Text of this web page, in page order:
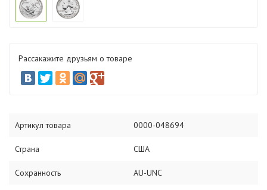
Рассакажите друзьям о товаре
Артикул товара 0000-048694
Страна США
Сохранность AU-UNC